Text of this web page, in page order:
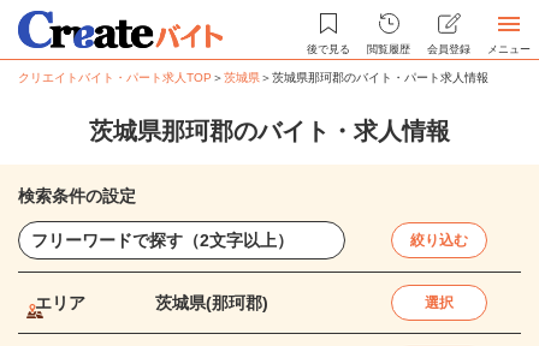
後で見る 閲覧履歴 会員登録 メニュー
クリエイトバイト・パート求人TOP ＞茨城県＞茨城県那珂郡のバイト・パート求人情報
茨城県那珂郡のバイト・求人情報
検索条件の設定
絞り込む
エリア 茨城県(那珂郡) 選択